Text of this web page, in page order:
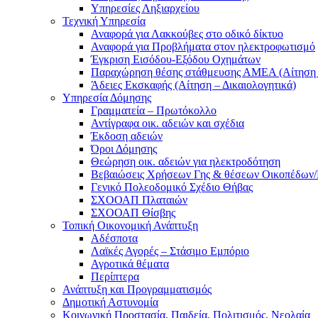
Υπηρεσίες Ληξιαρχείου
Τεχνική Υπηρεσία
Αναφορά για Λακκούβες στο οδικό δίκτυο
Αναφορά για Προβλήματα στον ηλεκτροφωτισμό
Έγκριση Εισόδου-Εξόδου Οχημάτων
Παραχώρηση θέσης στάθμευσης ΑΜΕΑ (Αίτηση –
Άδειες Εκσκαφής (Αίτηση – Δικαιολογητικά)
Υπηρεσία Δόμησης
Γραμματεία – Πρωτόκολλο
Αντίγραφα οικ. αδειών και σχέδια
Έκδοση αδειών
Όροι Δόμησης
Θεώρηση οικ. αδειών για ηλεκτροδότηση
Βεβαιώσεις Χρήσεων Γης & θέσεων
Γενικό Πολεοδομικό Σχέδιο Θήβας
ΣΧΟΟΑΠ Πλαταιών
ΣΧΟΟΑΠ Θίσβης
Τοπική Οικονομική Ανάπτυξη
Αδέσποτα
Λαϊκές Αγορές – Στάσιμο Εμπόριο
Αγροτικά θέματα
Περίπτερα
Ανάπτυξη και Προγραμματισμός
Δημοτική Αστυνομία
Κοινωνική Προστασία, Παιδεία, Πολιτισμός, Νεολαία